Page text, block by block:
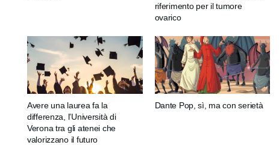
riferimento per il tumore
ovarico
Avere una laurea fa la
differenza, l’Università di
Verona tra gli atenei che
valorizzano il futuro
Dante Pop, sì, ma con serietà